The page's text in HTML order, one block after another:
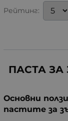
Рейтинг:
ПАСТА
Основни
пастите за